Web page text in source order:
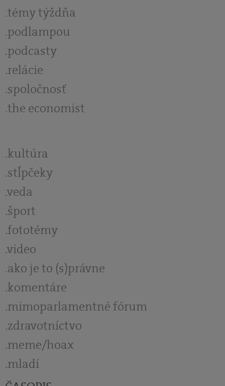
témy týždňa
podlampou
podcasty
relácie
spoločnosť
the economist
kultúra
stĺpčeky
veda
šport
fototémy
video
ako je to (s)právne
komentáre
mimoparlamentné fórum
zdravotníctvo
meme/hoax
mladí